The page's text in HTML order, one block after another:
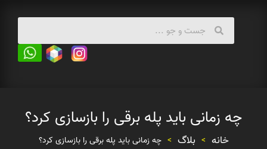
چه زمانی باید پله برقی را بازسازی کرد؟
خانه > بلاگ > چه زمانی باید پله برقی را بازسازی کرد؟